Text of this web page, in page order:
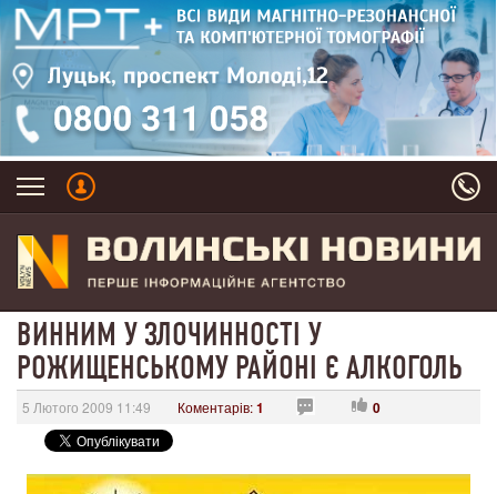
ВИННИМ У ЗЛОЧИННОСТІ У
РОЖИЩЕНСЬКОМУ РАЙОНІ Є АЛКОГОЛЬ
5 Лютого 2009 11:49 Коментарів:1 0